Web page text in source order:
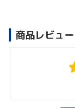
商品レビュー